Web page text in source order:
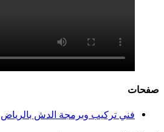
صفحات
فني تركيب وبرمجة الدش بالرياض